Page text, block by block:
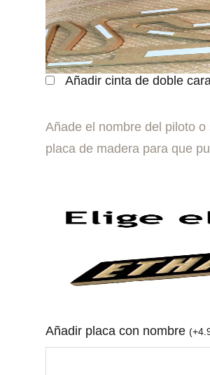
Añadir cinta de doble
Añade el nombre del piloto
placa de madera para que
Añadir placa con nombre (+